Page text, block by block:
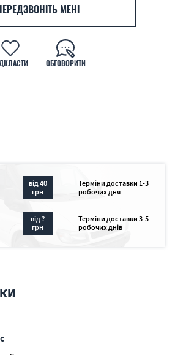
МЕНІ
ОБГОВОРИТИ
від 40
грн
Терміни доставки 1-3
робочих дня
від ?
грн
Терміни доставки 3-5
робочих днів